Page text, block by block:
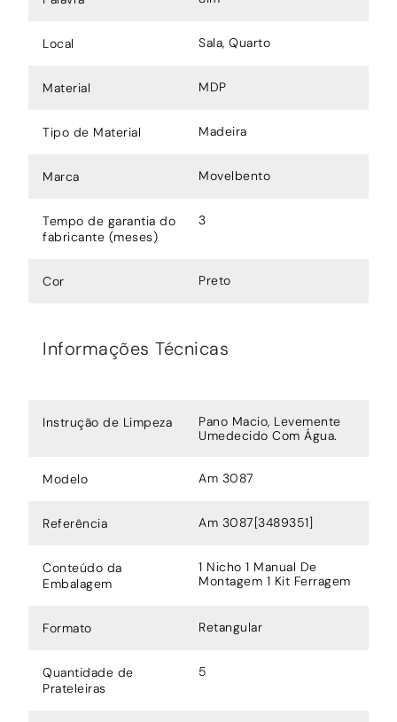
Local Sala, Quarto
Material MDP
Tipo de Material Madeira
Marca Movelbento
Tempo de garantia do
fabricante (meses)
3
Cor Preto
Informações Técnicas
Instrução de Limpeza
Pano Macio, Levemente
Umedecido Com Água.
Modelo Am 3087
Referência Am 3087[3489351]
Conteúdo da
Embalagem
1 Nicho 1 Manual De
Montagem 1 Kit Ferragem
Formato Retangular
Quantidade de
Prateleiras
5